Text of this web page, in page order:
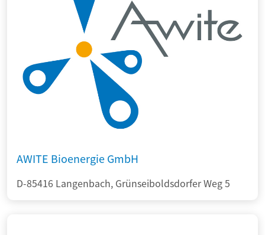
AWITE Bioenergie GmbH
D-85416 Langenbach, Grünseiboldsdorfer Weg 5